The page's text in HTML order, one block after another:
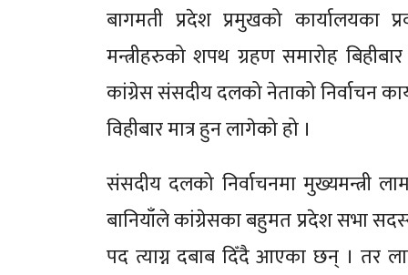
बागमती प्रदेश प्रमुखको कार्यालयका
मन्त्रीहरुको शपथ ग्रहण समारोह
कांग्रेस संसदीय दलको नेताको निर्वाचन
विहीबार मात्र हुन लागेको हो ।
संसदीय दलको निर्वाचनमा मुख्यमन्त्री
बानियाँले कांग्रेसका बहुमत प्रदेश सभा
पद त्याग्न दबाब दिँदै आएका छन् । तर